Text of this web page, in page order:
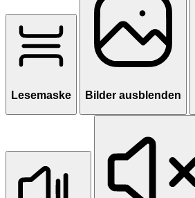
Lesemaske Bilder ausblenden